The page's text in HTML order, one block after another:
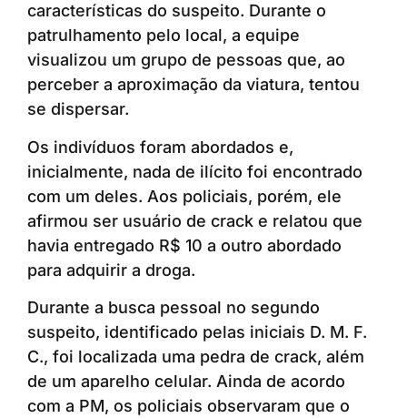
características do suspeito. Durante o
patrulhamento pelo local, a equipe
visualizou um grupo de pessoas que, ao
perceber a aproximação da viatura, tentou
se dispersar.
Os indivíduos foram abordados e,
inicialmente, nada de ilícito foi encontrado
com um deles. Aos policiais, porém, ele
afirmou ser usuário de crack e relatou que
havia entregado R$ 10 a outro abordado
para adquirir a droga.
Durante a busca pessoal no segundo
suspeito, identificado pelas iniciais D. M. F.
C., foi localizada uma pedra de crack, além
de um aparelho celular. Ainda de acordo
com a PM, os policiais observaram que o